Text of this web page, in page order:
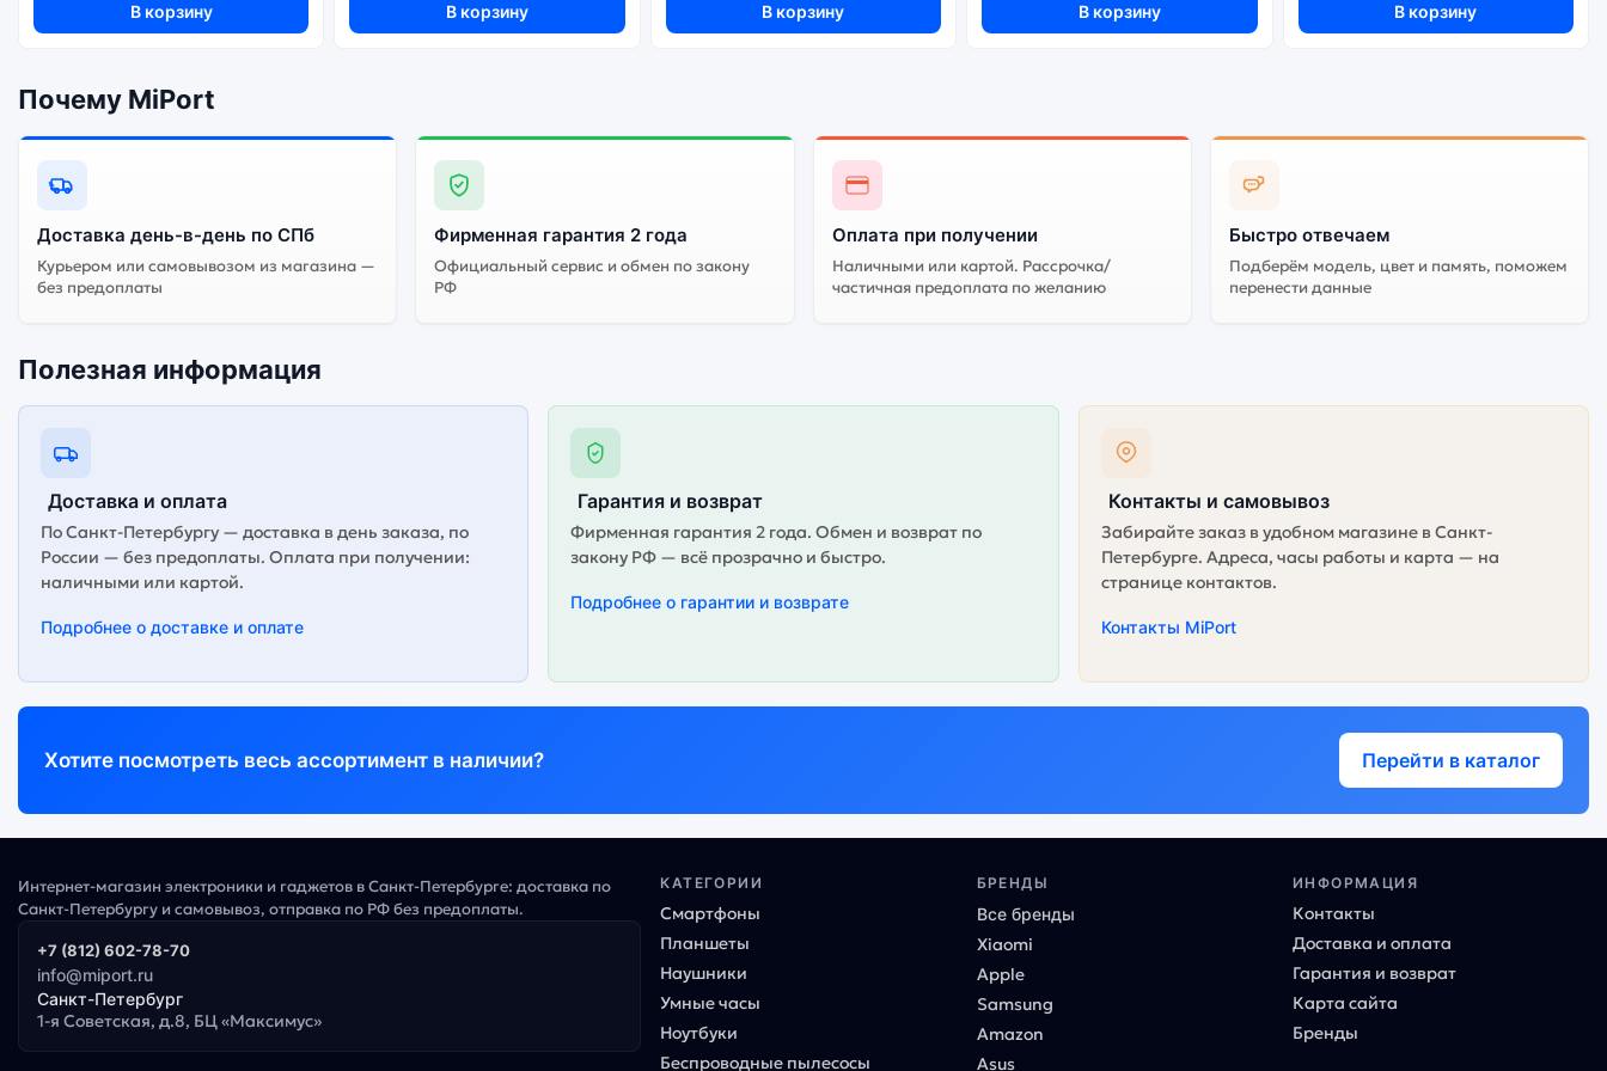
В корзину В корзину В корзину В корзину В корзину
Почему MiPort
Доставка день-в-день по СПб
Курьером или самовывозом из магазина —
без предоплаты
Фирменная гарантия 2 года
Официальный сервис и обмен по закону
РФ
Оплата при получении
Наличными или картой. Рассрочка/
частичная предоплата по желанию
Быстро отвечаем
Подберём модель, цвет и память, поможем
перенести данные
Полезная информация
Доставка и оплата
По Санкт-Петербургу — доставка в день заказа, по
России — без предоплаты. Оплата при получении:
наличными или картой.
Подробнее о доставке и оплате
Гарантия и возврат
Фирменная гарантия 2 года. Обмен и возврат по
закону РФ — всё прозрачно и быстро.
Подробнее о гарантии и возврате
Контакты и самовывоз
Забирайте заказ в удобном магазине в Санкт-
Петербурге. Адреса, часы работы и карта — на
странице контактов.
Контакты MiPort
Хотите посмотреть весь ассортимент в наличии? Перейти в каталог
Интернет-магазин электроники и гаджетов в Санкт-Петербурге: доставка по
Санкт-Петербургу и самовывоз, отправка по РФ без предоплаты.
+7 (812) 602-78-70
info@miport.ru
Санкт-Петербург
1-я Советская, д.8, БЦ «Максимус»
КАТЕГОРИИ
Смартфоны
Планшеты
Наушники
Умные часы
Ноутбуки
Беспроводные пылесосы
БРЕНДЫ
Все бренды
Xiaomi
Apple
Samsung
Amazon
Asus
ИНФОРМАЦИЯ
Контакты
Доставка и оплата
Гарантия и возврат
Карта сайта
Бренды